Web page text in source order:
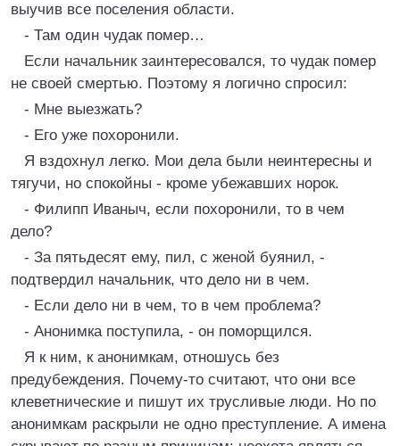
выучив все поселения области.
- Там один чудак помер…
Если начальник заинтересовался, то чудак помер
не своей смертью. Поэтому я логично спросил:
- Мне выезжать?
- Его уже похоронили.
Я вздохнул легко. Мои дела были неинтересны и
тягучи, но спокойны - кроме убежавших норок.
- Филипп Иваныч, если похоронили, то в чем
дело?
- За пятьдесят ему, пил, с женой буянил, -
подтвердил начальник, что дело ни в чем.
- Если дело ни в чем, то в чем проблема?
- Анонимка поступила, - он поморщился.
Я к ним, к анонимкам, отношусь без
предубеждения. Почему-то считают, что они все
клеветнические и пишут их трусливые люди. Но по
анонимкам раскрыли не одно преступление. А имена